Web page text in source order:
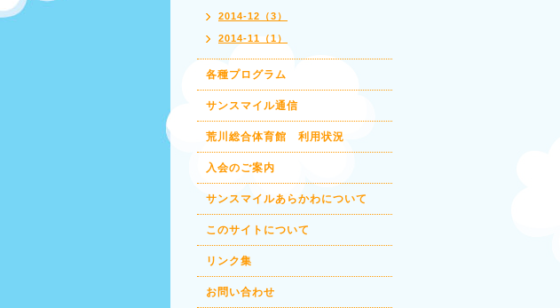
2014-12（3）
2014-11（1）
各種プログラム
サンスマイル通信
荒川総合体育館 利用状況
入会のご案内
サンスマイルあらかわについて
このサイトについて
リンク集
お問い合わせ